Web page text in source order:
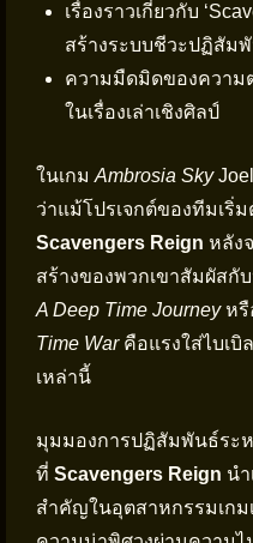
เรื่องราวเกี่ยวกับ
สร้างระบบชีวะปฏิสัม
ความมืดมิดของความ
ในเรื่องเล่าเชิงศิลป์
ในเกม Ambrosia Sky
ว่าแม้โปรเจกต์ของทีมเริ่
Scavengers Reign หลัง
สร้างของพวกเขาสัมผัสกั
A Deep Time Journeyหรื
Time Warคือแรงใส่ไบเบิ
เหล่านี้
มุมมองการปฏิสัมพันธ์ระ
ที่ Scavengers Reign น
สำคัญในอุตสาหกรรมเกม